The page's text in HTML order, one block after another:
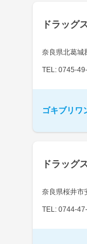
ドラッグ
奈良県北葛城
TEL: 0745-
ゴキブリワ
ドラッグ
奈良県桜井市
TEL: 0744-